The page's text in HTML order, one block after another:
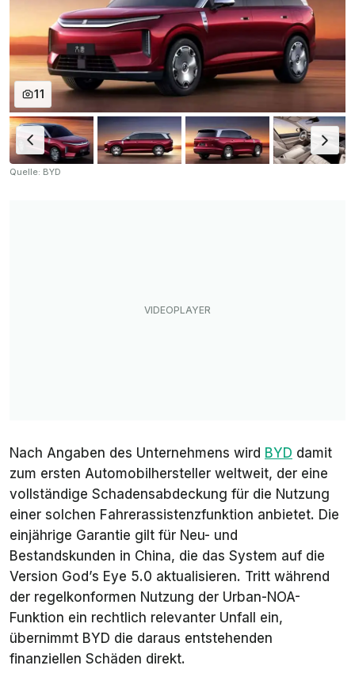
11
Quelle: BYD
Nach Angaben des Unternehmens wird BYD damit
zum ersten Automobilhersteller weltweit, der eine
vollständige Schadensabdeckung für die Nutzung
einer solchen Fahrerassistenzfunktion anbietet. Die
einjährige Garantie gilt für Neu- und
Bestandskunden in China, die das System auf die
Version God’s Eye 5.0 aktualisieren. Tritt während
der regelkonformen Nutzung der Urban-NOA-
Funktion ein rechtlich relevanter Unfall ein,
übernimmt BYD die daraus entstehenden
finanziellen Schäden direkt.